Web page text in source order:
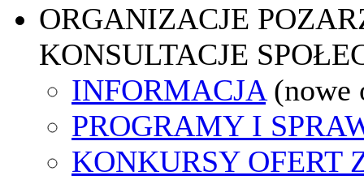
ORGANIZACJE
KONSULTACJE
INFORMACJA (nowe
PROGRAMY I
KONKURSY OFERT